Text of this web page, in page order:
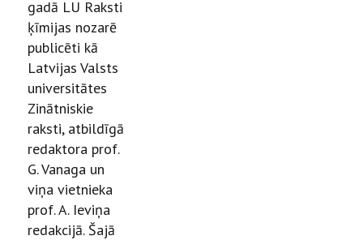
gadā LU Raksti
ķīmijas nozarē
publicēti kā
Latvijas Valsts
universitātes
Zinātniskie
raksti, atbildīgā
redaktora prof.
G. Vanaga un
viņa vietnieka
prof. A. Ieviņa
redakcijā. Šajā